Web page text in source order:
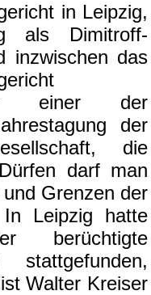
in Leipzig,
als Dimitroff-
inzwischen das
einer der
der
die
darf man
Grenzen der
Leipzig hatte
berüchtigte
stattgefunden,
Walter Kreiser